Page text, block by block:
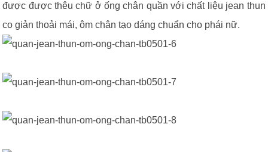
được được thêu chữ ở ống chân quần với chất liệu jean thun
co giản thoải mái, ôm chân tạo dáng chuẩn cho phái nữ.